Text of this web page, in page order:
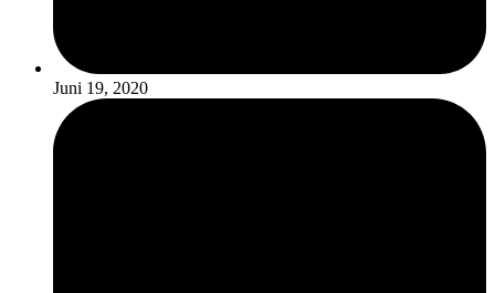
Juni 19, 2020